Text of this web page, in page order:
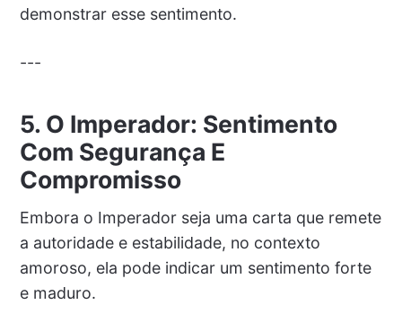
demonstrar esse sentimento.
---
5. O Imperador: Sentimento
Com Segurança E
Compromisso
Embora o Imperador seja uma carta que remete
a autoridade e estabilidade, no contexto
amoroso, ela pode indicar um sentimento forte
e maduro.